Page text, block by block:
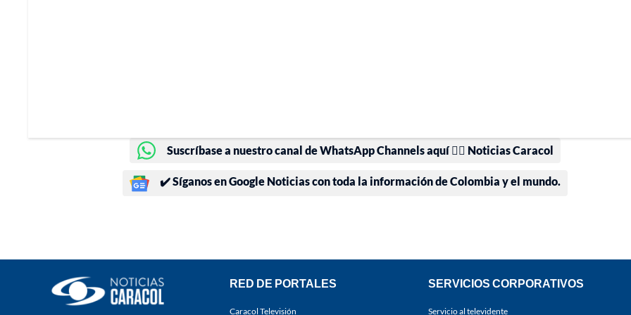
Suscríbase a nuestro canal de WhatsApp Channels aquí 👉🏻 Noticias Caracol
✔️ Síganos en Google Noticias con toda la información de Colombia y el mundo.
RED DE PORTALES
Caracol Televisión
SERVICIOS CORPORATIVOS
Servicio al televidente